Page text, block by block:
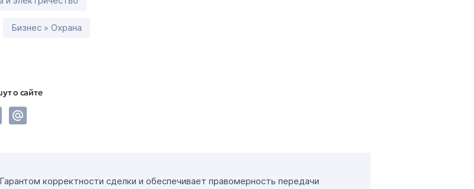
Бизнес » Охрана
о сайте
корректности сделки и обеспечивает правомерность передачи